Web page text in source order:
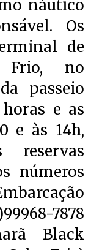
náutico
Os
de
Frio, no
passeio
e as
e às 14h,
reservas
números
7878
Black